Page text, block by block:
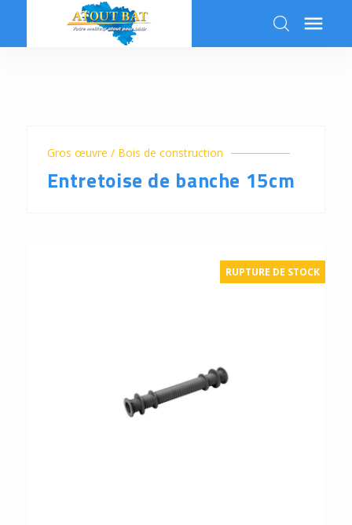
k 
RUPTURE DE STOCK
Gros œuvre / Bois de construction
Entretoise de banche 15cm